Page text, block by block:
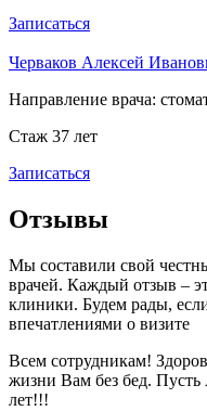
Записаться
Черваков Алексей
Направление врача:
Стаж 37 лет
Записаться
Отзывы
Мы составили свой
врачей. Каждый отзыв –
клиники. Будем рады,
впечатлениями о визите
Всем сотрудникам!
жизни Вам без бед. Пусть
лет!!!